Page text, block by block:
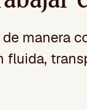
manera
fluida,